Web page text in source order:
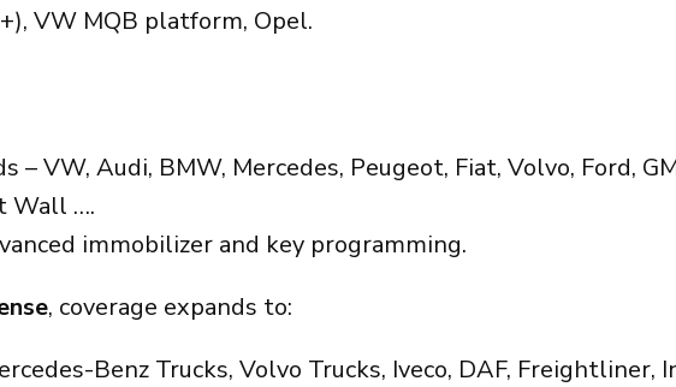
VW MQB platform, Opel.
– VW, Audi, BMW, Mercedes, Peugeot, Fiat, Volvo, Ford,
Wall ….
immobilizer and key programming.
, coverage expands to:
Benz Trucks, Volvo Trucks, Iveco, DAF,